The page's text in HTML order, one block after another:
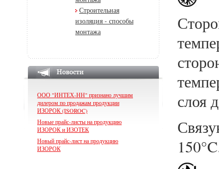
Строительная
изоляция - способы
монтажа
ООО "ИНТЕХ-НН" признано лучшим
дилером по продажам продукции
ИЗОРОК (ISOROC)
Новые прайс-листы на продукцию
ИЗОРОК и ИЗОТЕК
Новый прайс-лист на продукцию
ИЗОРОК
слоя